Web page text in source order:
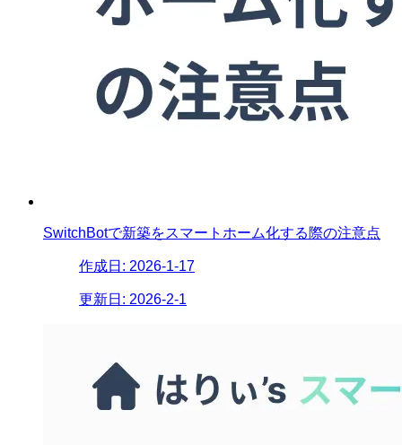
SwitchBotで新築をスマートホーム化する際の注意点
作成日: 2026-1-17
更新日: 2026-2-1